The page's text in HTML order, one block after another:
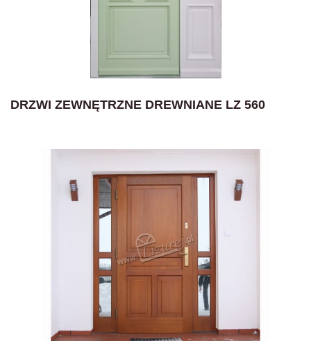
DRZWI ZEWNĘTRZNE DREWNIANE LZ 560